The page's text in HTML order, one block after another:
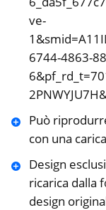
ve-
6744-4863-
Può
con una
Design
ricarica dalla
design